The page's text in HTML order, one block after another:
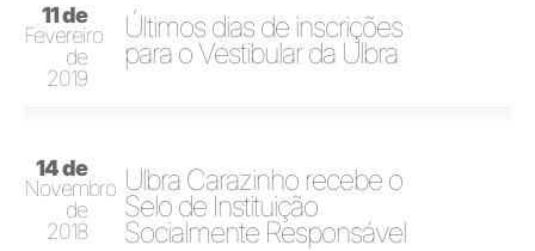
11 de
Fevereiro
de
2019
Últimos dias de inscrições
para o Vestibular da Ulbra
14 de
Novembro
de
2018
Ulbra Carazinho recebe o
Selo de Instituição
Socialmente Responsável